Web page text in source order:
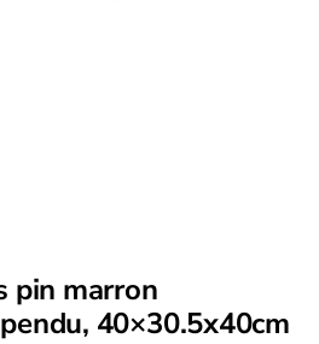
pin marron
40×30.5x40cm